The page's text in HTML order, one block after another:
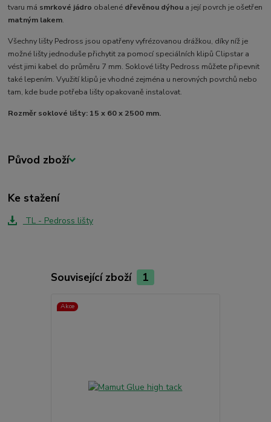
tvaru má smrkové jádro obalené dřevěnou dýhou a její povrch je ošetřen
matným lakem.
Všechny lišty Pedross jsou opatřeny vyfrézovanou drážkou, díky níž je
možné lišty jednoduše přichytit za pomocí speciálních klipů Clipstar a
vést jimi kabel do průměru 7 mm. Soklové lišty Pedross můžete připevnit
také lepením. Využití klipů je vhodné zejména u nerovných povrchů nebo
tam, kde bude potřeba lišty opakovaně instalovat.
Rozměr soklové lišty: 15 x 60 x 2500 mm.
Původ zboží
Ke stažení
TL - Pedross lišty
Související zboží 1
Akce